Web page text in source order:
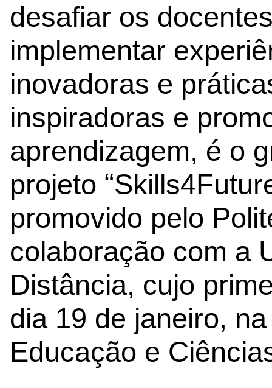
desafiar os
implementar
inovadoras e
inspiradoras e
aprendizagem, é o
projeto
promovido pelo
colaboração com a
Distância, cujo
dia 19 de janeiro,
Educação e